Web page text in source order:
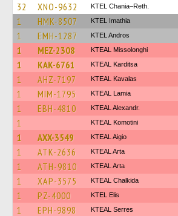
32 XNO-9632 KTEL Chania–Reth.
1 HMK-8507 KTEL Imathia
1 EMH-1287 KTEL Andros
1 MEZ-2308 KTEAL Missolonghi
1 KAK-6761 KTEAL Karditsa
1 AHZ-7197 KTEAL Kavalas
1 MIM-1795 KTEAL Lamia
1 EBH-4810 KTEAL Alexandr.
1 KTEAL Komotini
1 AXX-3549 KTEAL Aigio
1 ATK-2636 KTEAL Arta
1 ATH-9810 KTEAL Arta
1 XAP-3575 KTEAL Chalkida
1 PZ-4000 KTEL Elis
1 EPH-9898 KTEAL Serres